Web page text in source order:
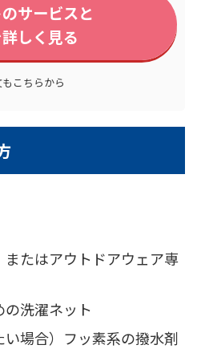
サービスと
しく見る
こちらから
たはアウトドアウェア専
洗濯ネット
い場合）フッ素系の撥水剤